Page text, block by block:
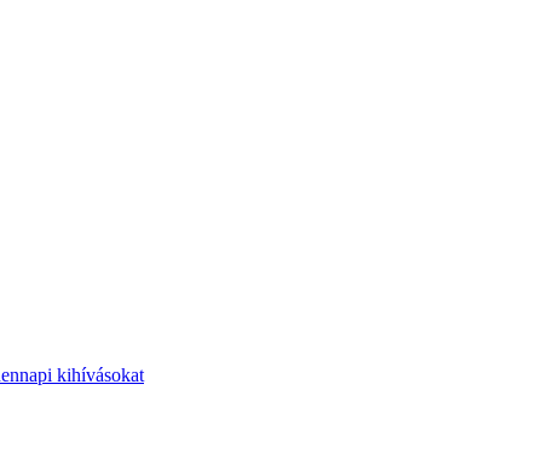
kihívásokat